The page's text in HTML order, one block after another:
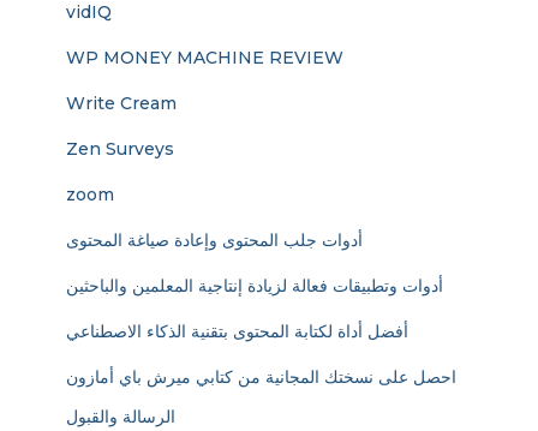
vidIQ
WP MONEY MACHINE REVIEW
Write Cream
Zen Surveys
zoom
أدوات جلب المحتوى وإعادة صياغة المحتوى
أدوات وتطبيقات فعالة لزيادة إنتاجية المعلمين والباحثين
أفضل أداة لكتابة المحتوى بتقنية الذكاء الاصطناعي
احصل على نسختك المجانية من كتابي ميرش باي أمازون
الرسالة والقبول